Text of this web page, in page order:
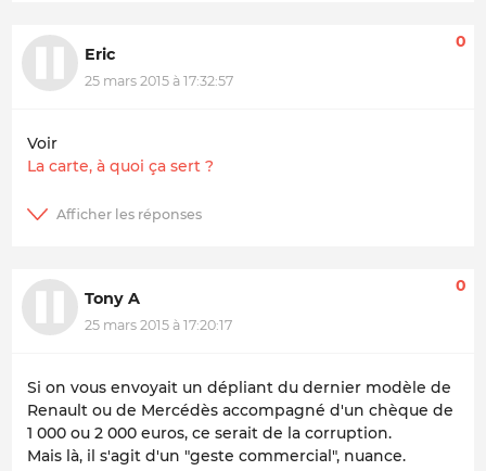
Eric
25 mars 2015 à 17:32:57
0
Voir
La carte, à quoi ça sert ?
Tony A
25 mars 2015 à 17:20:17
0
Si on vous envoyait un dépliant du dernier modèle de
Renault ou de Mercédès accompagné d'un chèque de
1 000 ou 2 000 euros, ce serait de la corruption.
Mais là, il s'agit d'un "geste commercial", nuance.